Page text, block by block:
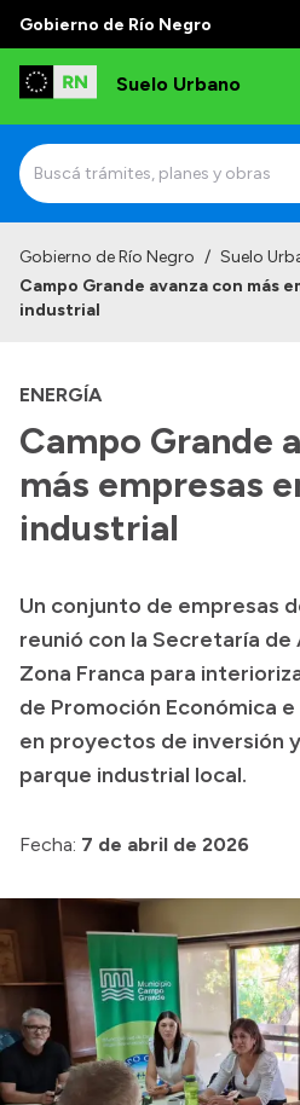
Gobierno de Río Negro
Suelo Urbano
Gobierno de Río Negro / Suelo
Campo Grande avanza con más
industrial
ENERGÍA
Campo Grande
más empresas
industrial
Un conjunto de empresas
reunió con la Secretaría
Zona Franca para
de Promoción Económica
en proyectos de inversión
parque industrial local.
Fecha: 7 de abril de 2026